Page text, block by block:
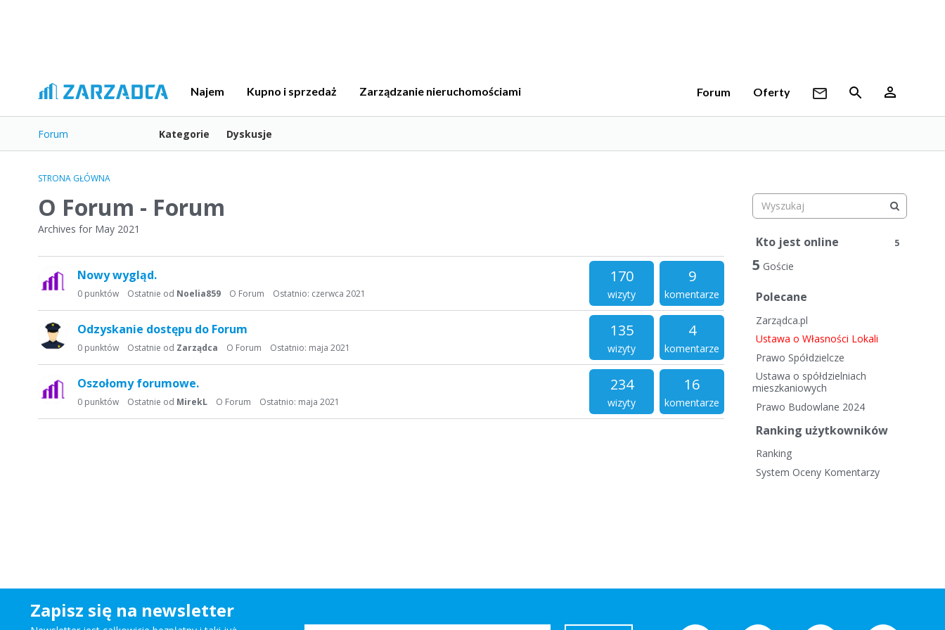
Najem Kupno i sprzedaż Zarządzanie nieruchomościami Forum Oferty
Forum Kategorie Dyskusje
STRONA GŁÓWNA
O Forum - Forum
Archives for May 2021
s
t
d
k
u
s
Nowy wygląd. 170
wizyty
9
komentarze
0 punktów Ostatnie od Noelia859 Ostatnio: czerwca 2021
O Forum
Odzyskanie dostępu do Forum 135
wizyty
4
komentarze
0 punktów Ostatnie od Zarządca Ostatnio: maja 2021
O Forum
Oszołomy forumowe. 234
wizyty
16
komentarze
0 punktów Ostatnie od MirekL Ostatnio: maja 2021
O Forum
Kto jest online 5
5 Goście
Polecane
Zarządca.pl
Ustawa o Własności Lokali
Prawo Spółdzielcze
Ustawa o spółdzielniach
mieszkaniowych
Prawo Budowlane 2024
Ranking użytkowników
Ranking
System Oceny Komentarzy
Zapisz się na newsletter